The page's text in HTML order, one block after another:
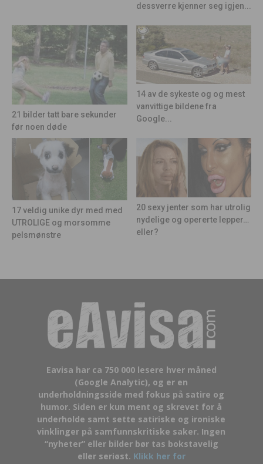
dessverre kjenner seg igjen...
21 bilder tatt bare sekunder
før noen døde
14 av de sykeste og og mest
vanvittige bildene fra
Google...
17 veldig unike dyr med med
UTROLIGE og morsomme
pelsmønstre
20 sexy jenter som har utrolig
nydelige og opererte lepper…
eller?
Eavisa har ca 750 000 lesere hver måned
(Google Analytic), og er en
underholdningsside med fokus på satire og
humor. Siden er kun ment og skrevet for å
underholde samt sette satiriske og ironiske
vinklinger på samfunnskritiske saker. Ingen
“nyheter” eller bilder bør tas bokstavelig
eller seriøst. Klikk her for